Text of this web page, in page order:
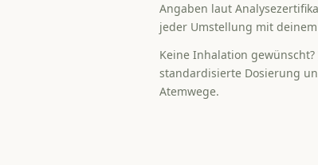
Angaben laut
jeder Umstellung mit
Keine Inhalation gewünscht?
standardisierte Dosierung
Atemwege.